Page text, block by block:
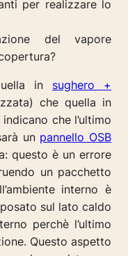
per realizzare lo
del vapore
in sughero +
che quella in
indicano che l’ultimo
un pannello OSB
questo è un errore
un pacchetto
interno è
sul lato caldo
perchè l’ultimo
Questo aspetto